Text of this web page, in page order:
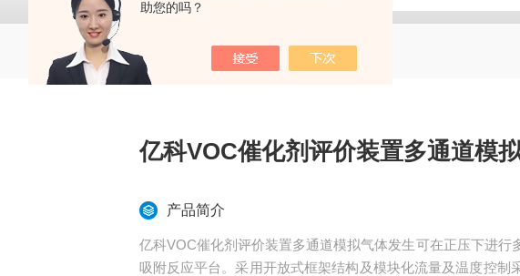
助您的吗？
亿科VOC催化剂评价装置多通道模
产品简介
亿科VOC催化剂评价装置多通道模拟气体发生可在正压下进行
吸附反应平台。采用开放式框架结构及模块化流量及温度控制